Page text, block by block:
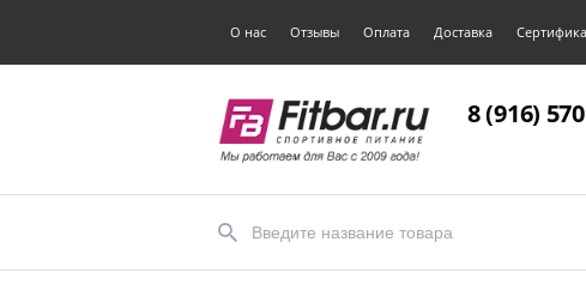
О нас Отзывы Оплата Доставка
8 (916)